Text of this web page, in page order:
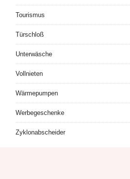
Tourismus
Türschloß
Unterwäsche
Vollnieten
Wärmepumpen
Werbegeschenke
Zyklonabscheider